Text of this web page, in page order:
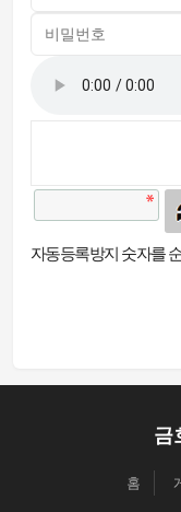
자동등록방지 숫자를
금
홈